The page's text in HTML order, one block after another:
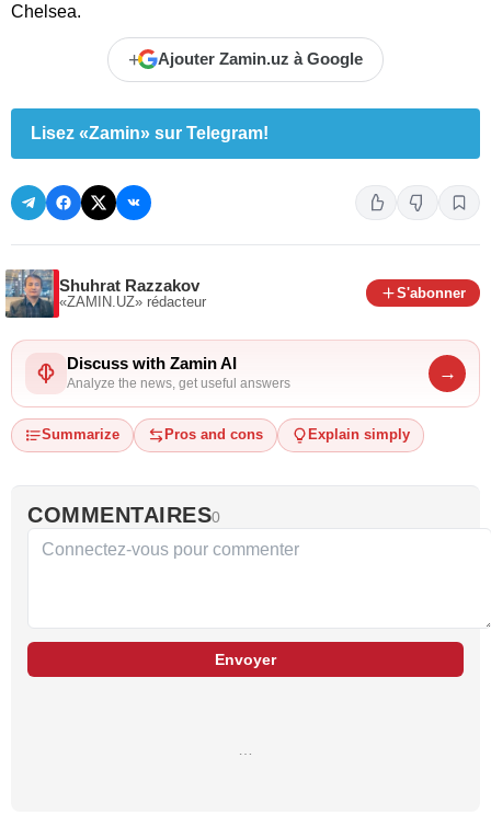
Chelsea.
+ Ajouter Zamin.uz à Google
Lisez «Zamin» sur Telegram!
Shuhrat Razzakov
«ZAMIN.UZ» rédacteur
S'abonner
Discuss with Zamin AI
Analyze the news, get useful answers
→
Summarize Pros and cons Explain simply
COMMENTAIRES0
Envoyer